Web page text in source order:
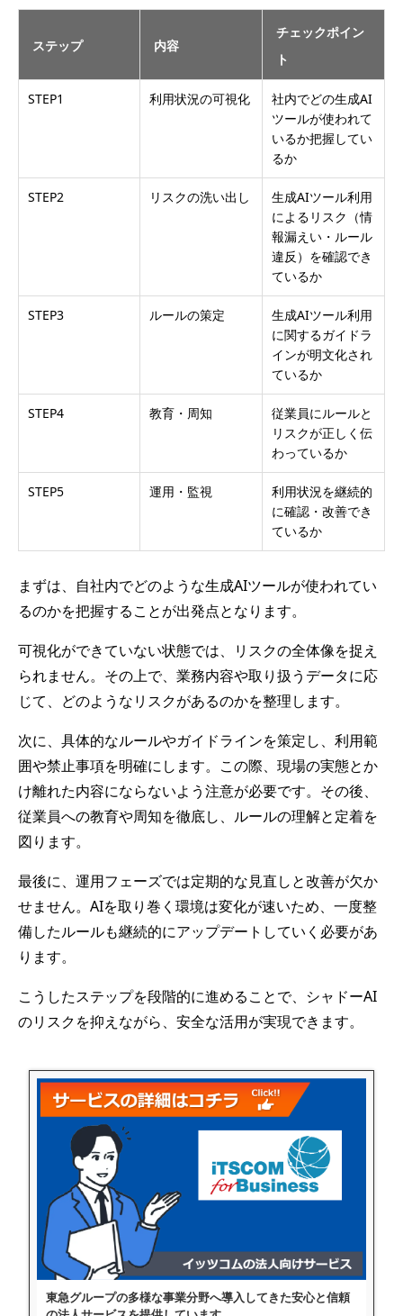
ステップ 内容
チェックポイン
ト
STEP1 利用状況の可視化
社内でどの生成AI
ツールが使われて
いるか把握してい
るか
STEP2 リスクの洗い出し
生成AIツール利用
によるリスク（情
報漏えい・ルール
違反）を確認でき
ているか
STEP3 ルールの策定
生成AIツール利用
に関するガイドラ
インが明文化され
ているか
STEP4 教育・周知
従業員にルールと
リスクが正しく伝
わっているか
STEP5 運用・監視
利用状況を継続的
に確認・改善でき
ているか
まずは、自社内でどのような生成AIツールが使われてい
るのかを把握することが出発点となります。
可視化ができていない状態では、リスクの全体像を捉え
られません。その上で、業務内容や取り扱うデータに応
じて、どのようなリスクがあるのかを整理します。
次に、具体的なルールやガイドラインを策定し、利用範
囲や禁止事項を明確にします。この際、現場の実態とか
け離れた内容にならないよう注意が必要です。その後、
従業員への教育や周知を徹底し、ルールの理解と定着を
図ります。
最後に、運用フェーズでは定期的な見直しと改善が欠か
せません。AIを取り巻く環境は変化が速いため、一度整
備したルールも継続的にアップデートしていく必要があ
ります。
こうしたステップを段階的に進めることで、シャドーAI
のリスクを抑えながら、安全な活用が実現できます。
東急グループの多様な事業分野へ導入してきた安心と信頼